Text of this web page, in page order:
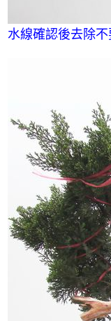
水線確認後去除